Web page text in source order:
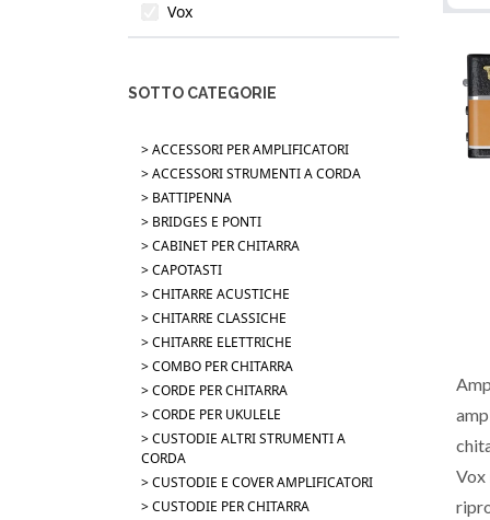
Vox
SOTTO CATEGORIE
> ACCESSORI PER AMPLIFICATORI
> ACCESSORI STRUMENTI A CORDA
> BATTIPENNA
> BRIDGES E PONTI
> CABINET PER CHITARRA
> CAPOTASTI
> CHITARRE ACUSTICHE
> CHITARRE CLASSICHE
> CHITARRE ELETTRICHE
> COMBO PER CHITARRA
> CORDE PER CHITARRA
> CORDE PER UKULELE
> CUSTODIE ALTRI STRUMENTI A
CORDA
> CUSTODIE E COVER AMPLIFICATORI
> CUSTODIE PER CHITARRA
Vox